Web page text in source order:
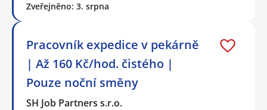
Zveřejněno: 3. srpna
Pracovník expedice v pekárně
| Až 160 Kč/hod. čistého |
Pouze noční směny
SH Job Partners s.r.o.